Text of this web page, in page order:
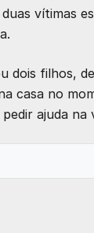
vítimas
dois filhos,
casa no
ajuda na